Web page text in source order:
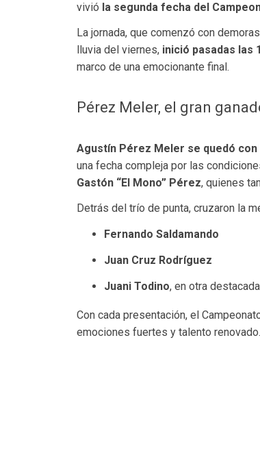
vivió la segunda fecha del
La jornada, que comenzó con
lluvia del viernes, inició pasadas las
marco de una emocionante final.
Pérez Meler, el gran
Agustín Pérez Meler se quedó
una fecha compleja por las
Gastón “El Mono” Pérez, quienes
Detrás del trío de punta, cruzaron la
Fernando Saldamando
Juan Cruz Rodríguez
Juani Todino, en otra
Con cada presentación, el
emociones fuertes y talento renovado.